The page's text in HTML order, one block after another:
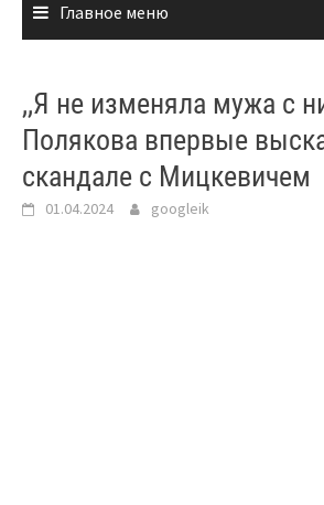
Главное меню
,,Я не изменяла мужа с
Полякова впервые
скандале с Мицкевичем
01.04.2024 googleik